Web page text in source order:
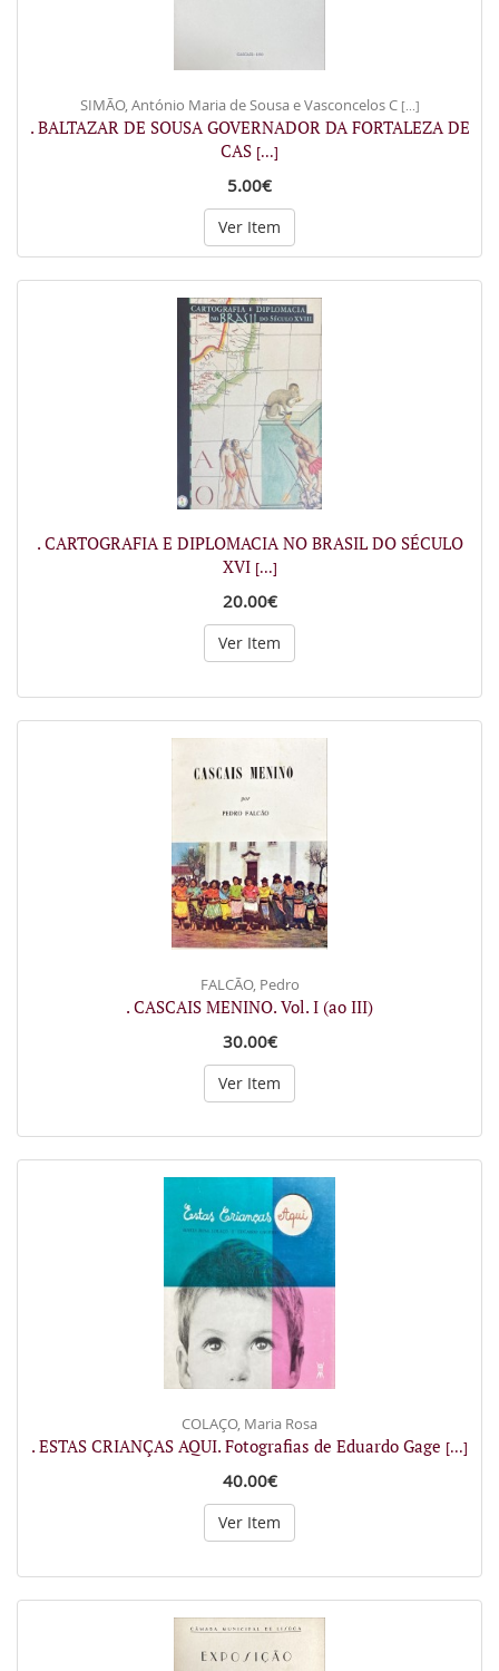
SIMÃO, António Maria de Sousa e Vasconcelos C [...]
. BALTAZAR DE SOUSA GOVERNADOR DA FORTALEZA DE
CAS [...]
5.00€
Ver Item
. CARTOGRAFIA E DIPLOMACIA NO BRASIL DO SÉCULO
XVI [...]
20.00€
Ver Item
FALCÃO, Pedro
. CASCAIS MENINO. Vol. I (ao III)
30.00€
Ver Item
COLAÇO, Maria Rosa
. ESTAS CRIANÇAS AQUI. Fotografias de Eduardo Gage [...]
40.00€
Ver Item